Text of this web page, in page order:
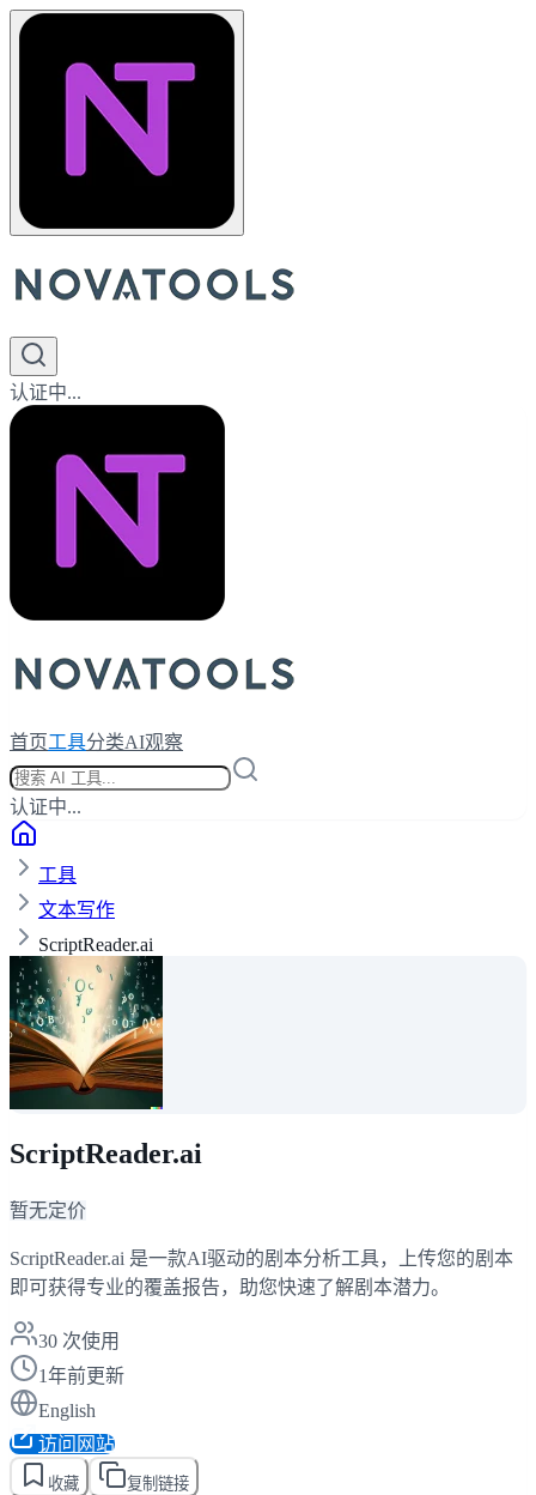
认证中...
首页工具分类AI观察
认证中...
工具
文本写作
ScriptReader.ai
ScriptReader.ai
暂无定价
ScriptReader.ai 是一款AI驱动的剧本分析工具，上传您的剧本
即可获得专业的覆盖报告，助您快速了解剧本潜力。
30 次使用
1年前更新
English
访问网站
收藏 复制链接